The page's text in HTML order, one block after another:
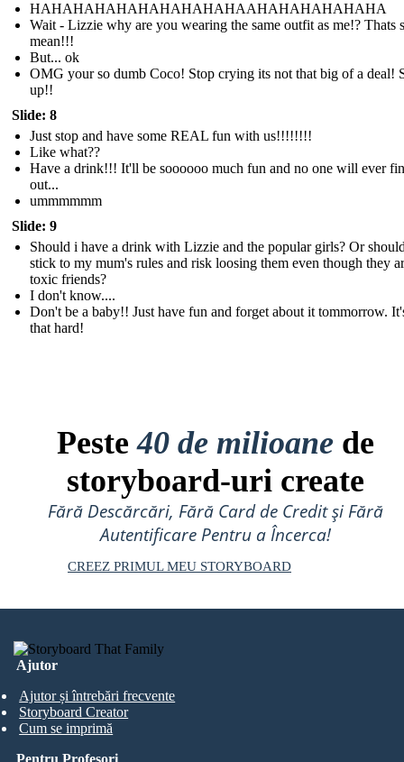
HAHAHAHAHAHAHAHAHAHAAHAHAHAHAHAHA
Wait - Lizzie why are you wearing the same outfit as me!? Thats
mean!!!
But... ok
OMG your so dumb Coco! Stop crying its not that big of a deal!
up!!
Slide: 8
Just stop and have some REAL fun with us!!!!!!!!
Like what??
Have a drink!!! It'll be soooooo much fun and no one will ever
out...
ummmmmm
Slide: 9
Should i have a drink with Lizzie and the popular girls? Or
stick to my mum's rules and risk loosing them even though they
toxic friends?
I don't know....
Don't be a baby!! Just have fun and forget about it tommorrow.
that hard!
Peste40 de milioane de
storyboard-uri create
Fără Descărcări, Fără Card de Credit și Fără
Autentificare Pentru a Încerca!
CREEZ PRIMUL MEU STORYBOARD
Ajutor
Ajutor și întrebări frecvente
Storyboard Creator
Cum se imprimă